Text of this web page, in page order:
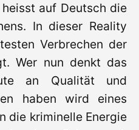
auf Deutsch die
In dieser Reality
Verbrechen der
Wer nun denkt das
an Qualität und
haben wird eines
die kriminelle Energie